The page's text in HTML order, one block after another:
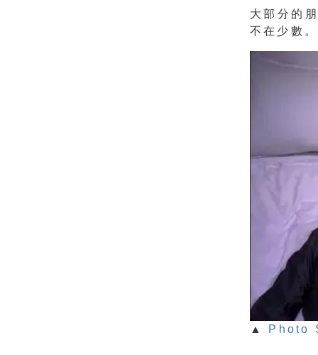
大部分的
不在少數
▲ Photo